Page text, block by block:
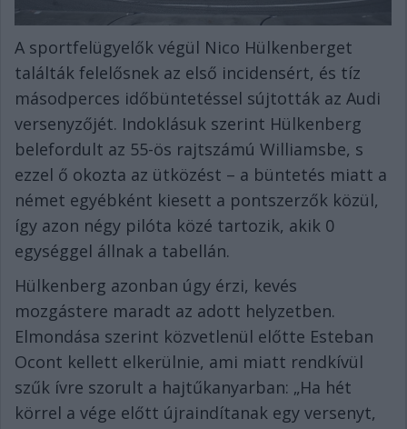
A sportfelügyelők végül Nico Hülkenberget
találták felelősnek az első incidensért, és tíz
másodperces időbüntetéssel sújtották az Audi
versenyzőjét. Indoklásuk szerint Hülkenberg
belefordult az 55-ös rajtszámú Williamsbe, s
ezzel ő okozta az ütközést – a büntetés miatt a
német egyébként kiesett a pontszerzők közül,
így azon négy pilóta közé tartozik, akik 0
egységgel állnak a tabellán.
Hülkenberg azonban úgy érzi, kevés
mozgástere maradt az adott helyzetben.
Elmondása szerint közvetlenül előtte Esteban
Ocont kellett elkerülnie, ami miatt rendkívül
szűk ívre szorult a hajtűkanyarban: „Ha hét
körrel a vége előtt újraindítanak egy versenyt,